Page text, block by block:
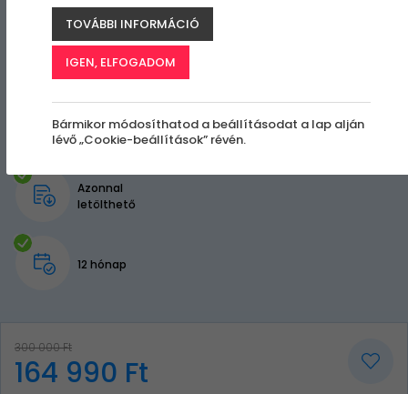
Azonnal
letölthető
12 hónap
300 000 Ft
164 990 Ft
TOVÁBBI INFORMÁCIÓ
IGEN, ELFOGADOM
Bármikor módosíthatod a beállításodat a lap alján
lévő „Cookie-beállítások” révén.